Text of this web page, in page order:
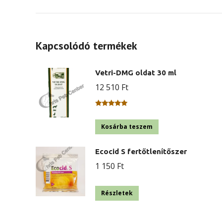
Kapcsolódó termékek
Vetri-DMG oldat 30 ml
12 510 Ft
5.00/ 5
Kosárba teszem
Ecocid S fertőtlenítőszer
1 150 Ft
Részletek